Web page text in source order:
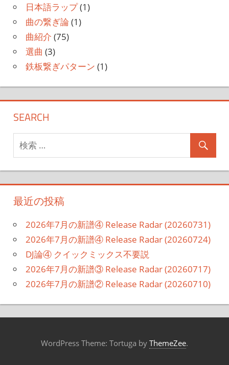
日本語ラップ(1)
曲の繋ぎ論 (1)
曲紹介 (75)
選曲 (3)
鉄板繋ぎパターン (1)
SEARCH
最近の投稿
2026年7月の新譜④ Release Radar (20260731)
2026年7月の新譜④ Release Radar (20260724)
DJ論④ クイックミックス不要説
2026年7月の新譜③ Release Radar (20260717)
2026年7月の新譜② Release Radar (20260710)
WordPress Theme: Tortuga by ThemeZee.